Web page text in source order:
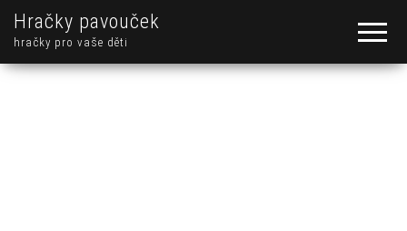
Hračky pavouček
hračky pro vaše děti